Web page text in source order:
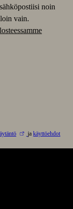
noin
vain.
jakäyttöehdot